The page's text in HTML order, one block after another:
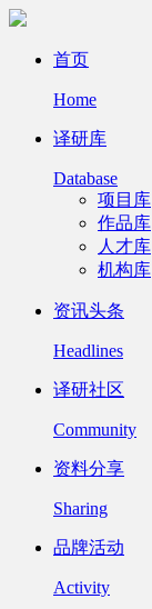
首页
Home
译研库
Database
项目库
作品库
人才库
机构库
资讯头条
Headlines
译研社区
Community
资料分享
Sharing
品牌活动
Activity